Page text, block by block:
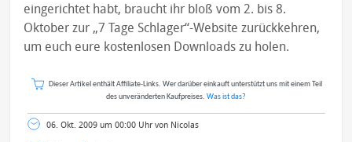
eingerichtet habt, braucht ihr bloß vom 2. bis 8.
Oktober zur „7 Tage Schlager“-Website zurückkehren,
um euch eure kostenlosen Downloads zu holen.
Dieser Artikel enthält Affiliate-Links. Wer darüber einkauft unterstützt uns mit einem Teil
des unveränderten Kaufpreises. Was ist das?
06. Okt. 2009 um 00:00 Uhr von Nicolas